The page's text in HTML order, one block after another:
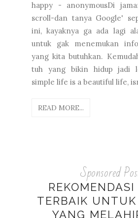
happy - anonymousDi
scroll-dan tanya Google'
ini, kayaknya ga ada lagi
untuk gak menemukan
yang kita butuhkan.
tuh yang bikin hidup jadi
simple life is a beautiful life,
READ MORE...
Sponsored
TERBAIK
YANG